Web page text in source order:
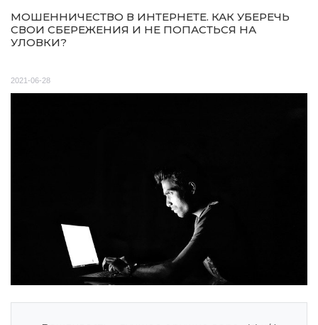
МОШЕННИЧЕСТВО В ИНТЕРНЕТЕ. КАК УБЕРЕЧЬ
СВОИ СБЕРЕЖЕНИЯ И НЕ ПОПАСТЬСЯ НА
УЛОВКИ?
2021-06-28